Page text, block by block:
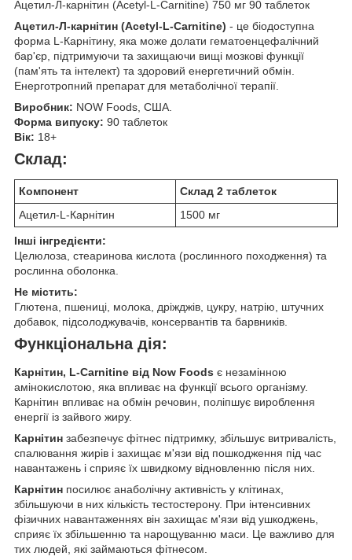
Ацетил-Л-карнітин (Acetyl-L-Carnitine) 750 мг 90 таблеток
Ацетил-Л-карнітин (Acetyl-L-Carnitine) - це біодоступна
форма L-Карнітину, яка може долати гематоенцефалічний
бар'єр, підтримуючи та захищаючи вищі мозкові функції
(пам'ять та інтелект) та здоровий енергетичний обмін.
Енерготропний препарат для метаболічної терапії.
Виробник: NOW Foods, США.
Форма випуску: 90 таблеток
Вік: 18+
Склад:
Компонент
Склад 2 таблеток
Ацетил-L-Карнітин
1500 мг
Інші інгредієнти:
Целюлоза, стеаринова кислота (рослинного походження) та
рослинна оболонка.
Не містить:
Глютена, пшениці, молока, дріжджів, цукру, натрію, штучних
добавок, підсолоджувачів, консервантів та барвників.
Функціональна дія:
Карнітин, L-Carnitine від Now Foods є незамінною
амінокислотою, яка впливає на функції всього організму.
Карнітин впливає на обмін речовин, поліпшує вироблення
енергії із зайвого жиру.
Карнітин забезпечує фітнес підтримку, збільшує витривалість,
спалювання жирів і захищає м'язи від пошкодження під час
навантажень і сприяє їх швидкому відновленню після них.
Карнітин посилює анаболічну активність у клітинах,
збільшуючи в них кількість тестостерону. При інтенсивних
фізичних навантаженнях він захищає м'язи від ушкоджень,
сприяє їх збільшенню та нарощуванню маси. Це важливо для
тих людей, які займаються фітнесом.